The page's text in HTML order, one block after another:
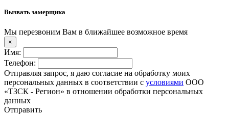
Вызвать замерщика
Мы перезвоним Вам в ближайшее возможное время
×
Имя:
Телефон:
Отправляя запрос, я даю согласие на обработку моих
персональных данных в соответствии с условиями ООО
«ТЗСК - Регион» в отношении обработки персональных
данных
Отправить